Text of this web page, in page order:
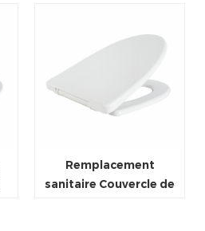
Remplacement
sanitaire Couvercle de